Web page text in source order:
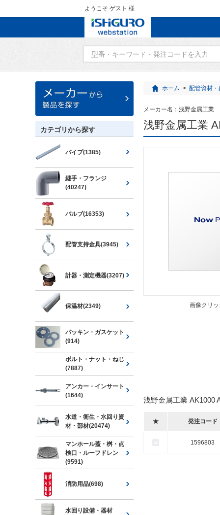
ようこそ ゲスト 様
ホーム > 配管資材・
メーカー名： 浅野金属工業
浅野金属工業
画像クリ
浅野金属工業 AK1000
★ 発注コード
1596803
カテゴリから探す
パイプ(1385)
継手・フランジ
(40247)
バルブ(16353)
配管支持金具(3945)
計器・測定機器(3207)
保温材(2349)
パッキン・ガスケット
(914)
ボルト・ナット・ねじ
(7887)
アンカー・インサート
(1644)
水道・衛生・水回り資
材・部材(20474)
マンホール蓋・桝・点
検口・ルーフドレン
(9591)
消防用品(698)
水回り設備・器材